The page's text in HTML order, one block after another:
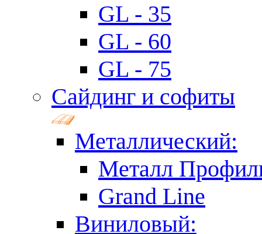
GL - 35
GL - 60
GL - 75
Сайдинг и софиты
Металлический:
Металл
Grand Line
Виниловый: